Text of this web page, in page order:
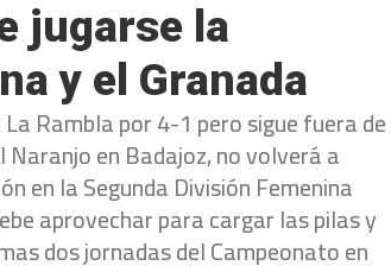
jugarse la
y el Granada
Rambla por 4-1 pero sigue fuera de
Naranjo en Badajoz, no volverá a
en la Segunda División Femenina
aprovechar para cargar las pilas y
dos jornadas del Campeonato en